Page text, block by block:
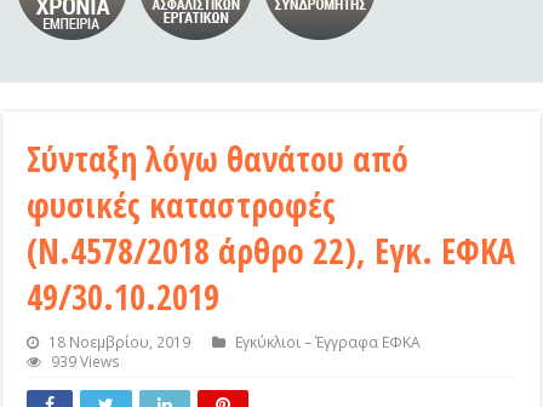
Σύνταξη λόγω θανάτου από
φυσικές καταστροφές
(Ν.4578/2018 άρθρο 22), Εγκ. ΕΦΚΑ
49/30.10.2019
18 Νοεμβρίου, 2019
Εγκύκλιοι – Έγγραφα ΕΦΚΑ
939 Views